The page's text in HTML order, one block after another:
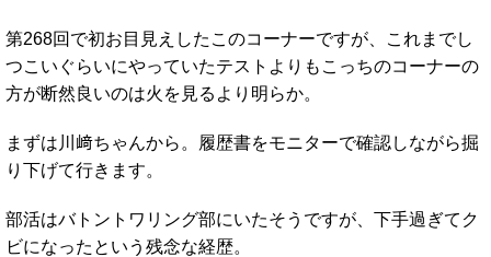
第268回で初お目見えしたこのコーナーですが、これまでし
つこいぐらいにやっていたテストよりもこっちのコーナーの
方が断然良いのは火を見るより明らか。
まずは川﨑ちゃんから。履歴書をモニターで確認しながら掘
り下げて行きます。
部活はバトントワリング部にいたそうですが、下手過ぎてク
ビになったという残念な経歴。